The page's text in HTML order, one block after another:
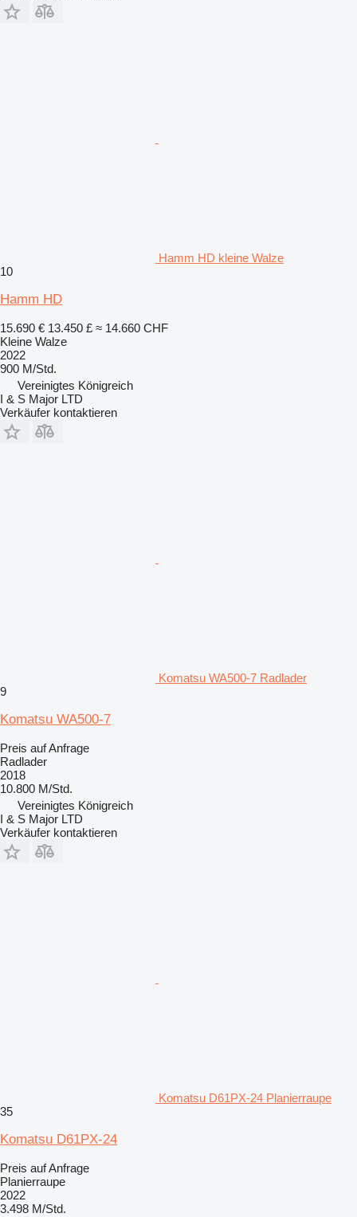
Hamm HD kleine Walze
10
Hamm HD
15.690 € 13.450 £ ≈ 14.660 CHF
Kleine Walze
2022
900 M/Std.
Vereinigtes Königreich
I & S Major LTD
Verkäufer kontaktieren
Komatsu WA500-7 Radlader
9
Komatsu WA500-7
Preis auf Anfrage
Radlader
2018
10.800 M/Std.
Vereinigtes Königreich
I & S Major LTD
Verkäufer kontaktieren
Komatsu D61PX-24 Planierraupe
35
Komatsu D61PX-24
Preis auf Anfrage
Planierraupe
2022
3.498 M/Std.